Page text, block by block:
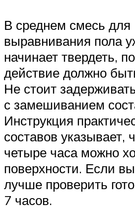
В среднем смесь для
выравнивания пола
начинает твердеть,
действие должно
Не стоит
с замешиванием
Инструкция
составов указывает,
четыре часа можно
поверхности. Если
лучше проверить
7 часов.